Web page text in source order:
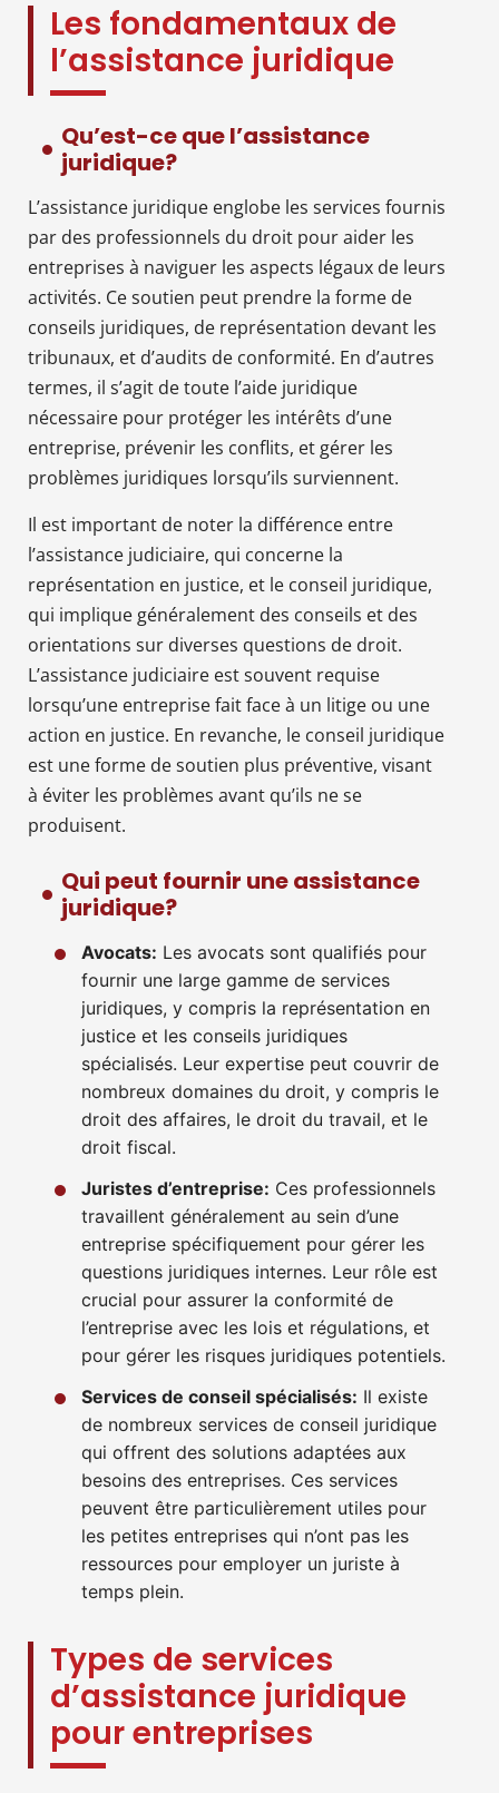
Les fondamentaux de
l’assistance juridique
Qu’est-ce que l’assistance
juridique?
L’assistance juridique englobe les services fournis
par des professionnels du droit pour aider les
entreprises à naviguer les aspects légaux de leurs
activités. Ce soutien peut prendre la forme de
conseils juridiques, de représentation devant les
tribunaux, et d’audits de conformité. En d’autres
termes, il s’agit de toute l’aide juridique
nécessaire pour protéger les intérêts d’une
entreprise, prévenir les conflits, et gérer les
problèmes juridiques lorsqu’ils surviennent.
Il est important de noter la différence entre
l’assistance judiciaire, qui concerne la
représentation en justice, et le conseil juridique,
qui implique généralement des conseils et des
orientations sur diverses questions de droit.
L’assistance judiciaire est souvent requise
lorsqu’une entreprise fait face à un litige ou une
action en justice. En revanche, le conseil juridique
est une forme de soutien plus préventive, visant
à éviter les problèmes avant qu’ils ne se
produisent.
Qui peut fournir une assistance
juridique?
Avocats: Les avocats sont qualifiés pour
fournir une large gamme de services
juridiques, y compris la représentation en
justice et les conseils juridiques
spécialisés. Leur expertise peut couvrir de
nombreux domaines du droit, y compris le
droit des affaires, le droit du travail, et le
droit fiscal.
Juristes d’entreprise: Ces professionnels
travaillent généralement au sein d’une
entreprise spécifiquement pour gérer les
questions juridiques internes. Leur rôle est
crucial pour assurer la conformité de
l’entreprise avec les lois et régulations, et
pour gérer les risques juridiques potentiels.
Services de conseil spécialisés: Il existe
de nombreux services de conseil juridique
qui offrent des solutions adaptées aux
besoins des entreprises. Ces services
peuvent être particulièrement utiles pour
les petites entreprises qui n’ont pas les
ressources pour employer un juriste à
temps plein.
Types de services
d’assistance juridique
pour entreprises